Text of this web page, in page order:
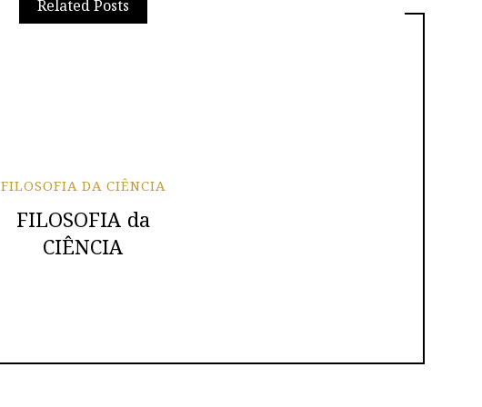
Related Posts
FILOSOFIA DA CIÊNCIA
FILOSOFIA da
CIÊNCIA